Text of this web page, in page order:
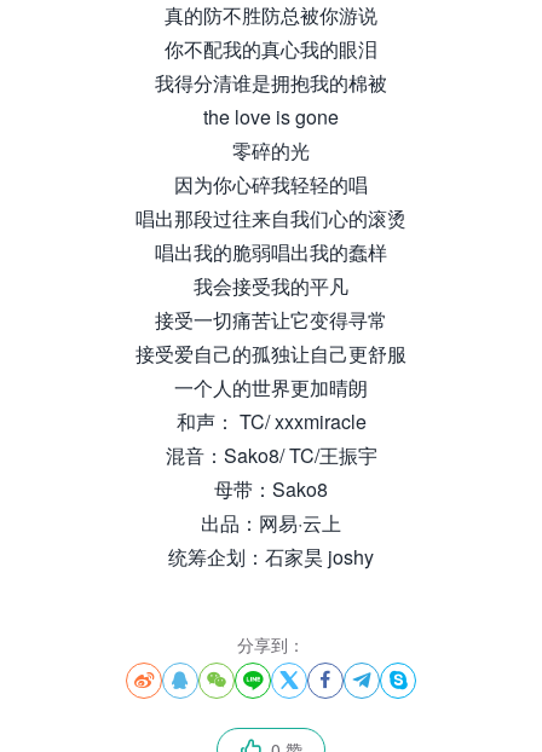
真的防不胜防总被你游说
你不配我的真心我的眼泪
我得分清谁是拥抱我的棉被
the love is gone
零碎的光
因为你心碎我轻轻的唱
唱出那段过往来自我们心的滚烫
唱出我的脆弱唱出我的蠢样
我会接受我的平凡
接受一切痛苦让它变得寻常
接受爱自己的孤独让自己更舒服
一个人的世界更加晴朗
和声： TC/ xxxmiracle
混音：Sako8/ TC/王振宇
母带：Sako8
出品：网易·云上
统筹企划：石家昊 joshy
分享到：
       